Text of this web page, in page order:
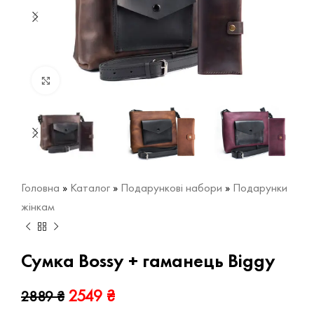
Натисніть, щоб збільшити
Головна » Каталог » Подарункові набори » Подарунки
жінкам
Сумка Bossy + гаманець Biggy
2889₴ 2549 ₴